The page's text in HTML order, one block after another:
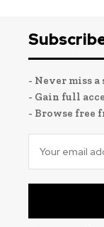
- Never miss
- Gain full
- Browse free